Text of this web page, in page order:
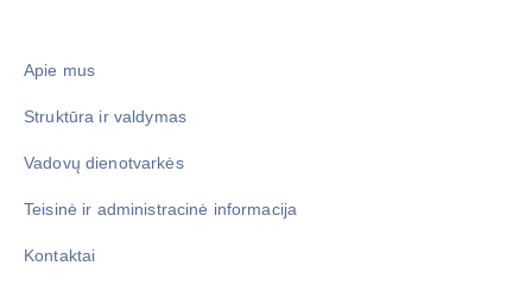
Apie mus
Struktūra ir valdymas
Vadovų dienotvarkės
Teisinė ir administracinė informacija
Kontaktai